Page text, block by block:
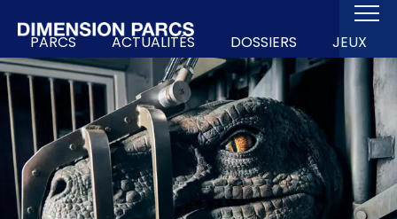
PARCS ACTUALITÉS DOSSIERS JEUX